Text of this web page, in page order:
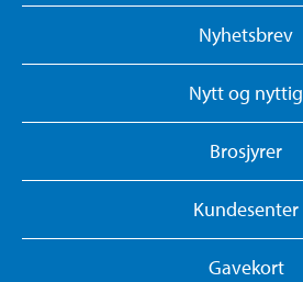
Nyhetsbrev
Nytt og nyttig
Brosjyrer
Kundesenter
Gavekort